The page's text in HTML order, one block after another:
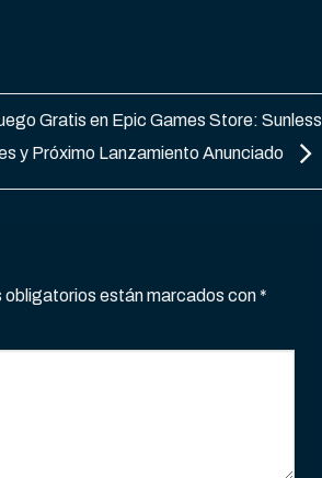
Gratis en Epic Games Store: Sunless
y Próximo Lanzamiento Anunciado
obligatorios están marcados con*